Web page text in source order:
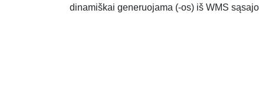
dinamiškai generuojama (-os) iš WMS